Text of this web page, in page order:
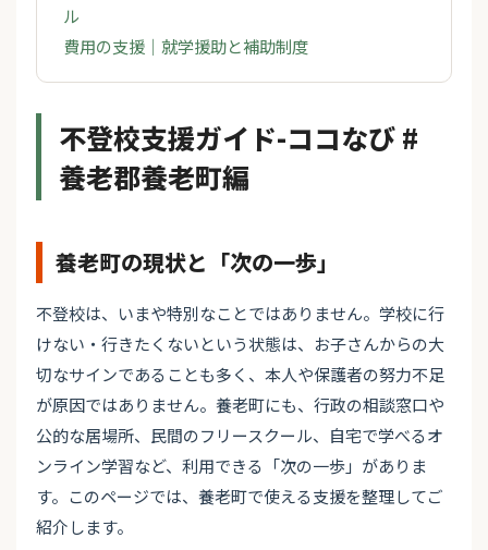
ル
費用の支援｜就学援助と補助制度
不登校支援ガイド-ココなび #
養老郡養老町編
養老町の現状と「次の一歩」
不登校は、いまや特別なことではありません。学校に行
けない・行きたくないという状態は、お子さんからの大
切なサインであることも多く、本人や保護者の努力不足
が原因ではありません。養老町にも、行政の相談窓口や
公的な居場所、民間のフリースクール、自宅で学べるオ
ンライン学習など、利用できる「次の一歩」がありま
す。このページでは、養老町で使える支援を整理してご
紹介します。